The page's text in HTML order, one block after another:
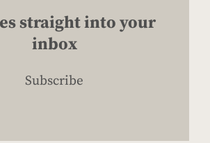
straight into your
inbox
Subscribe